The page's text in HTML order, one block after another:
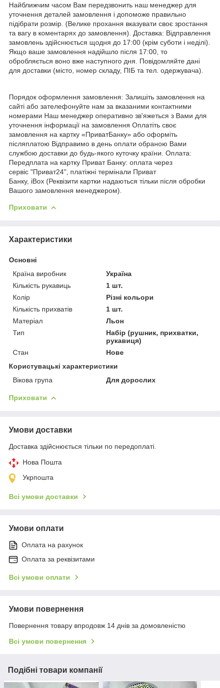
Найближчим часом Вам передзвонить наш менеджер для
уточнення деталей замовлення і допоможе правильно
підібрати розмір. (Велике прохання вказувати своє зростання
та вагу в коментарях до замовлення). Доставка: Відправлення
замовлень здійснюється щодня до 17:00 (крім суботи і неділі).
Якщо ваше замовлення надійшло після 17:00, то
обробляється воно вже наступного дня. Повідомляйте дані
для доставки (місто, номер складу, ПІБ та тел. одержувача).
Порядок оформлення замовлення: Залишіть замовлення на
сайті або зателефонуйте нам за вказаними контактними
номерами Наш менеджер оперативно зв'яжеться з Вами для
уточнення інформації на замовлення Оплатіть своє
замовлення на картку «ПриватБанку» або оформіть
післяплатою Відправимо в день оплати обраною Вами
службою доставки до будь-якого куточку країни. Оплата:
Передплата на картку Приват Банку: оплата через
сервіс "Приват24", платіжні термінали Приват
Банку, iBox (Реквізити картки надаються тільки після обробки
Вашого замовлення менеджером).
Приховати
Характеристики
Основні
Країна виробник
Україна
Кількість рукавиць
1 шт.
Колір
Різні кольори
Кількість прихватів
1 шт.
Матеріал
Льон
Тип
Набір (рушник, прихватки,
рукавиця)
Стан
Нове
Користувацькi характеристики
Вікова група
Для дорослих
Приховати
Умови доставки
Доставка здійснюється тільки по передоплаті.
Нова Пошта
Укрпошта
Всі умови доставки
Умови оплати
Оплата на рахунок
Оплата за реквізитами
Всі умови оплати
Умови повернення
Повернення товару впродовж 14 днів за домовленістю
Всі умови повернення
Подібні товари компанії